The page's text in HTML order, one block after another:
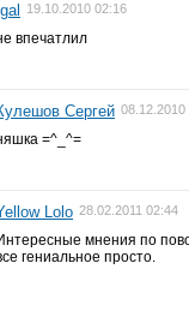
Igal 19.10.2010 02:16
впечатлил
Сергей 08.12.2010
=^_^=
Lolo 28.02.2011 02:44
мнения по
гениальное просто.